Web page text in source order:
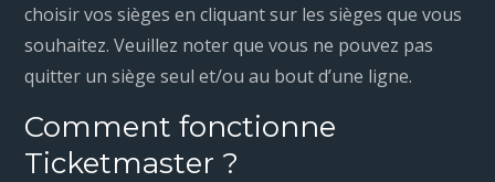
choisir vos sièges en cliquant sur les sièges que vous
souhaitez. Veuillez noter que vous ne pouvez pas
quitter un siège seul et/ou au bout d’une ligne.
Comment fonctionne
Ticketmaster ?